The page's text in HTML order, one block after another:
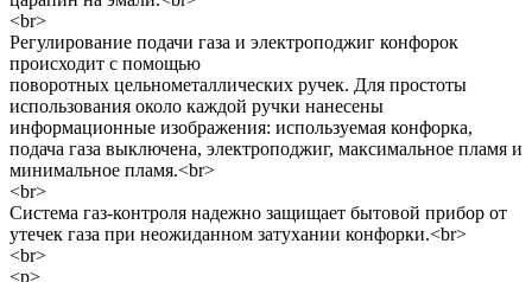
<br>
Регулирование подачи газа и электроподжиг конфорок
происходит с помощью
поворотных цельнометаллических ручек. Для простоты
использования около каждой ручки нанесены
информационные изображения: используемая конфорка,
подача газа выключена, электроподжиг, максимальное пламя и
минимальное пламя.<br>
<br>
Система газ-контроля надежно защищает бытовой прибор от
утечек газа при неожиданном затухании конфорки.<br>
<br>
<p>